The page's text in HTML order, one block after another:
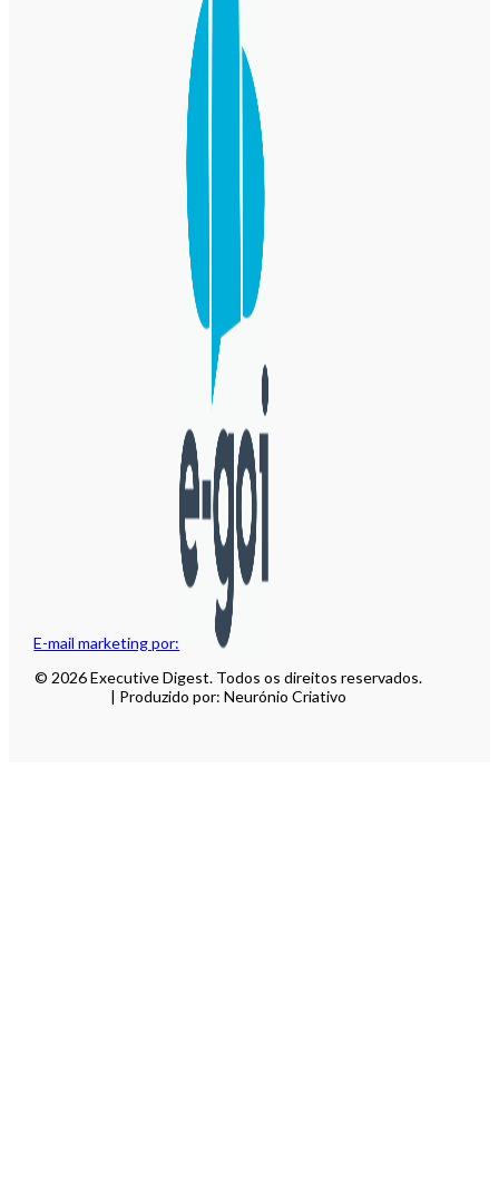
E-mail marketing por:
© 2026 Executive Digest. Todos os direitos reservados.
| Produzido por: Neurónio Criativo